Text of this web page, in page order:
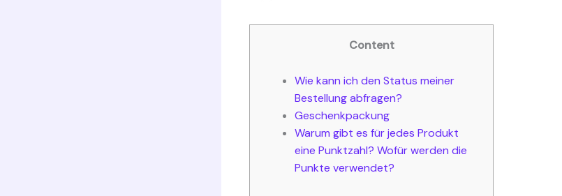
Content
Wie kann ich den Status meiner
Bestellung abfragen?
Geschenkpackung
Warum gibt es für jedes Produkt
eine Punktzahl? Wofür werden die
Punkte verwendet?